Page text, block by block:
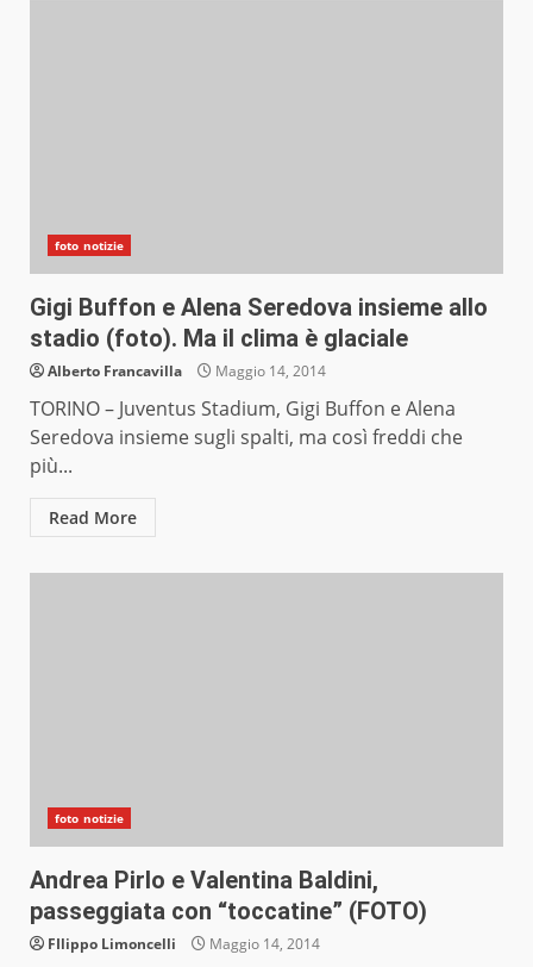
foto notizie
Gigi Buffon e Alena Seredova insieme allo
stadio (foto). Ma il clima è glaciale
Alberto Francavilla Maggio 14, 2014
TORINO – Juventus Stadium, Gigi Buffon e Alena
Seredova insieme sugli spalti, ma così freddi che
più...
Read More
foto notizie
Andrea Pirlo e Valentina Baldini,
passeggiata con “toccatine” (FOTO)
FIlippo Limoncelli Maggio 14, 2014